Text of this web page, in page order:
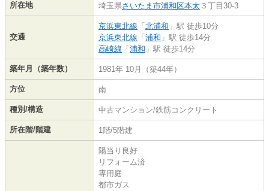
所在地 埼玉県さいたま市浦和区本太 ３丁目30-3
交通
京浜東北線 「 北浦和 」駅 徒歩10分
京浜東北線 「 浦和 」駅 徒歩14分
高崎線 「 浦和 」駅 徒歩14分
築年月（築年数） 1981年 10月（築44年）
方位 南
種別/構造 中古マンション/鉄筋コンクリート
所在階/階建 1階/5階建
陽当り良好
リフォーム済
専用庭
都市ガス